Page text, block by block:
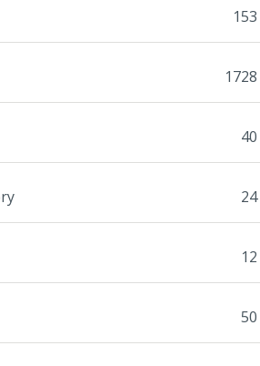
153
1728
40
24
12
50